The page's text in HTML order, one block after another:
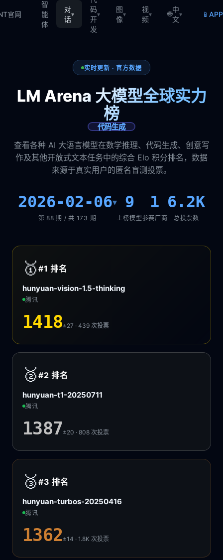
官网
智
能
体
对
话
▾
码
开
发
▾
图
像
▾
视
频
▾ 🌐
中
文
▾ 📱
实时更新 · 官方数据
LM Arena 大模型全球实力
榜
代码生成
查看各种 AI 大语言模型在数学推理、代码生成、创意写
作及其他开放式文本任务中的综合 Elo 积分排名，数据
来源于真实用户的匿名盲测投票。
2026-02-06▾
第 88 期 / 共 173 期
9
上榜模型
1
参赛厂商
6.2K
总投票数
🥇 #1排名
hunyuan-vision-1.5-thinking
腾讯
1418±27 · 439次投票
🥈 #2排名
hunyuan-t1-20250711
腾讯
1387±20 · 808次投票
🥉 #3排名
hunyuan-turbos-20250416
腾讯
1362±14 · 1.8K次投票